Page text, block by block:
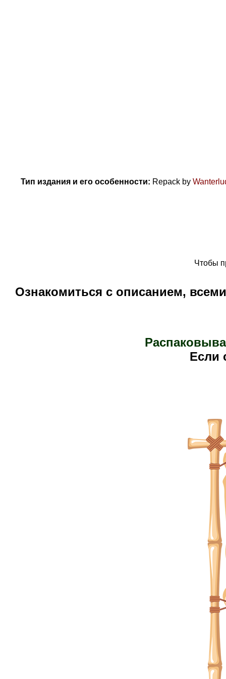
Тип издания и его особенности: Repack by
Чтобы
Ознакомиться с описанием,
Если